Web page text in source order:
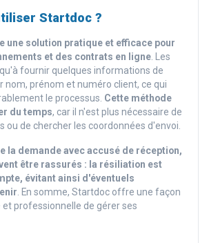
Startdoc ?
une solution pratique et efficace pour
et des contrats en ligne . Les
fournir quelques informations de
nom, prénom et numéro client, ce qui
le processus. Cette méthode
du temps, car il n'est plus nécessaire de
ou de chercher les coordonnées d'envoi.
la demande avec accusé de réception,
être rassurés : la résiliation est
évitant ainsi d'éventuels
. En somme, Startdoc offre une façon
professionnelle de gérer ses